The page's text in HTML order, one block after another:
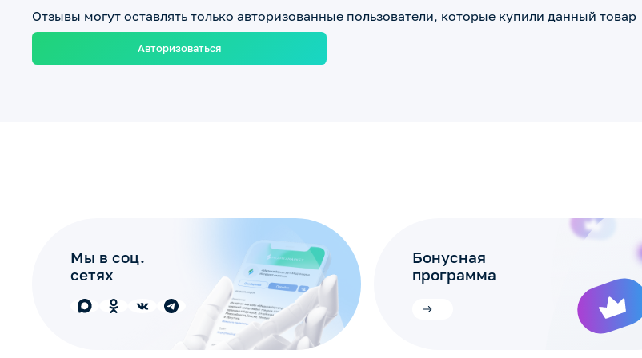
Отзывы могут оставлять только авторизованные пользователи, которые купили данный товар
Авторизоваться
Мы в соц.
сетях
Бонусная
программа